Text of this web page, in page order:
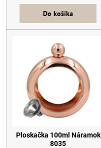
Do košíka
Ploskačka 100ml Náramok
8035